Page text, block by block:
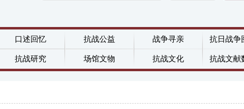
口述回忆 抗战公益 战争寻亲 抗日战争
抗战研究 场馆文物 抗战文化 抗战文献